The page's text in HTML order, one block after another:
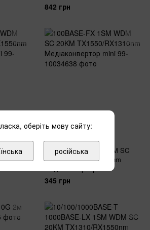
842 грн
SC
Артикул: 99-10034638
100BASE-FX 1SM WDM SC
20KM TX1550/RX1310nm
345 грн
оберіть мову сайту:
російська